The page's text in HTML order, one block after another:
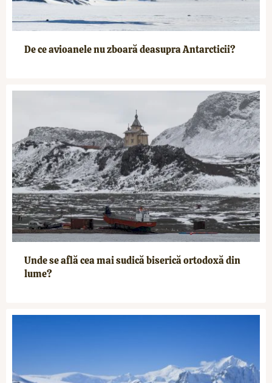
De ce avioanele nu zboară deasupra Antarcticii?
Unde se află cea mai sudică biserică ortodoxă din
lume?